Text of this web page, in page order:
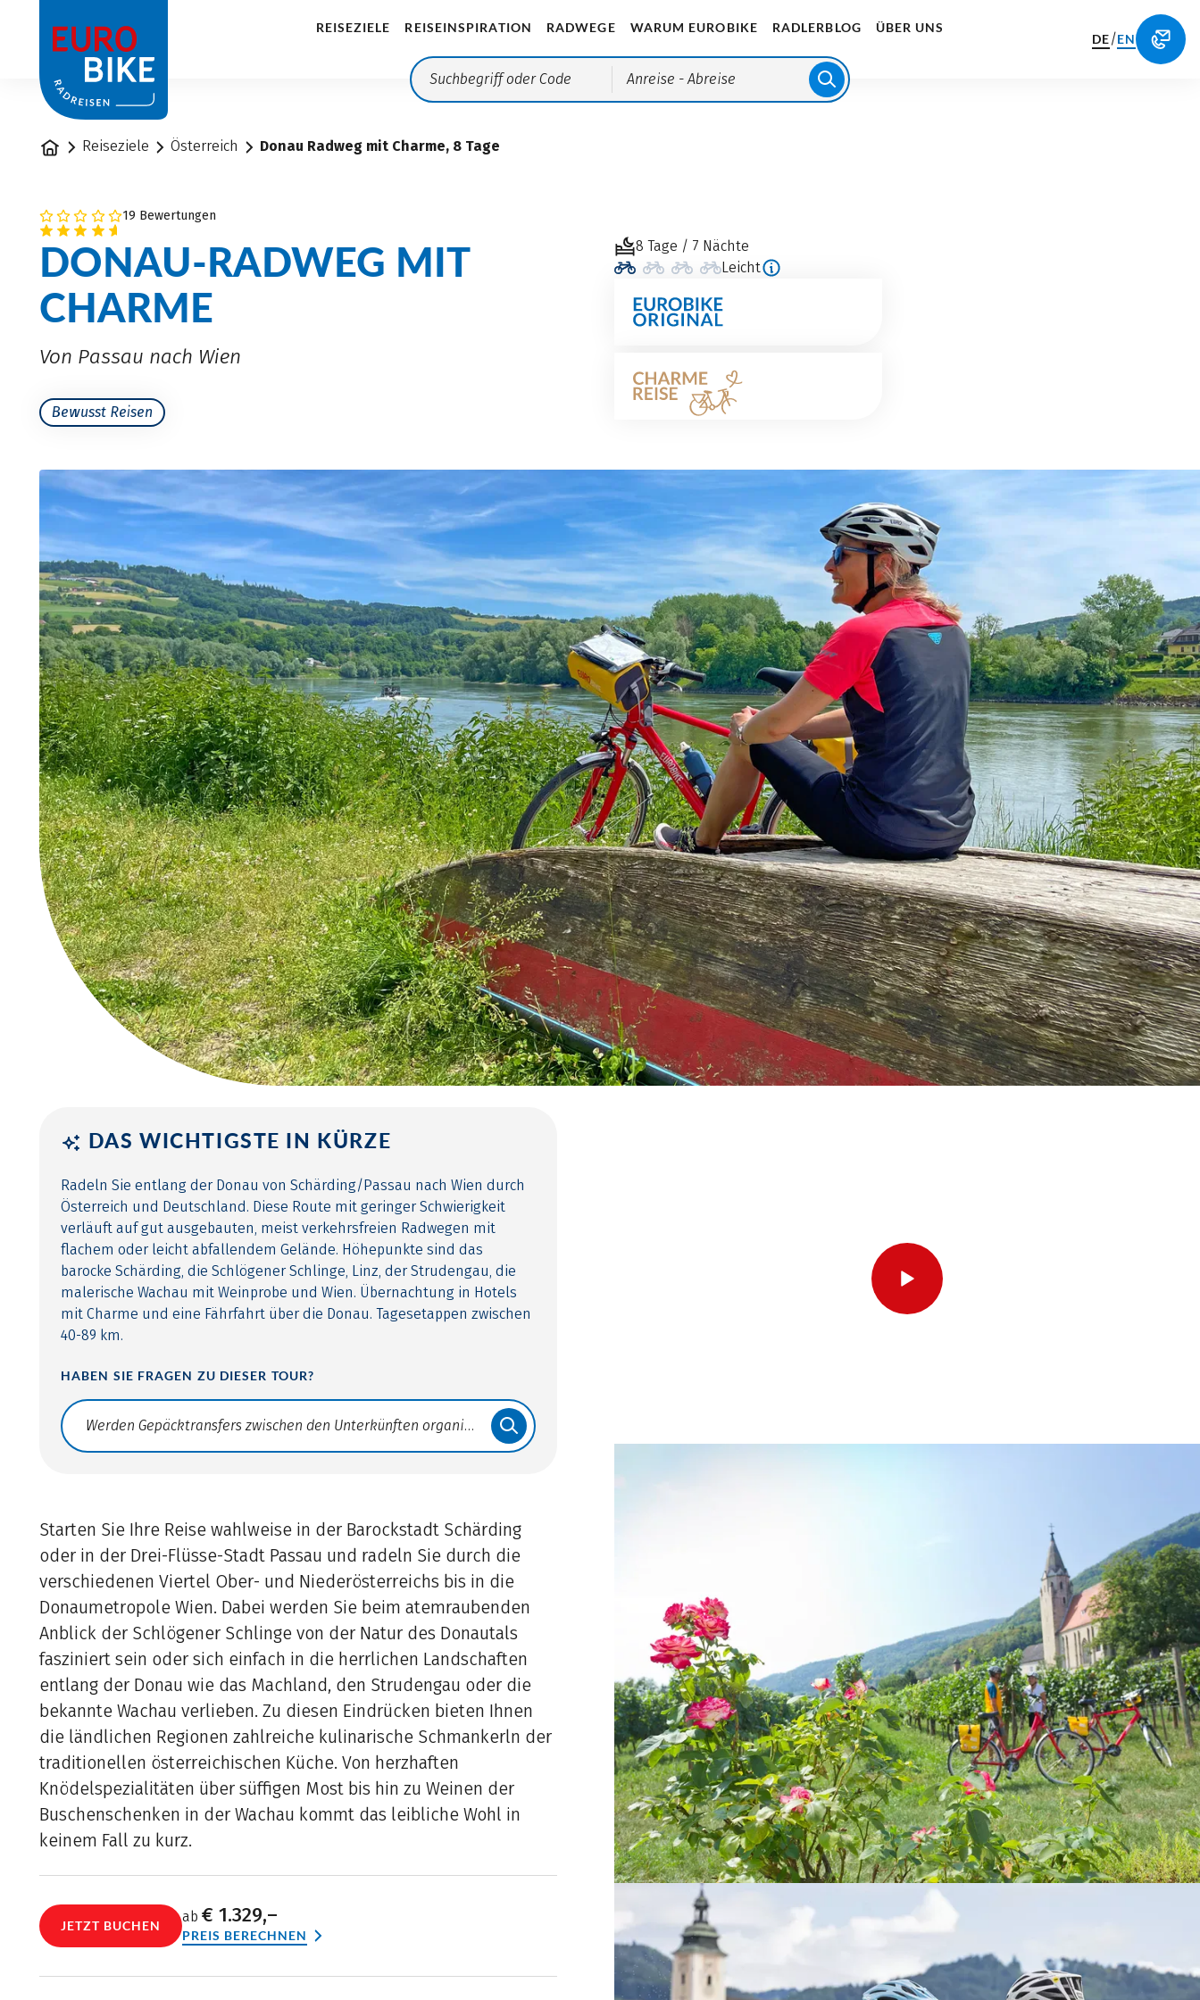
REISEZIELE REISEINSPIRATION RADWEGE WARUM EUROBIKE RADLERBLOG ÜBER UNS
Anreise - Abreise
DE/EN
StartseiteReiseziele Österreich Donau Radweg mit Charme, 8 Tage
19 Bewertungen
DONAU-RADWEG MIT
CHARME
Von Passau nach Wien
Bewusst Reisen
8 Tage / 7 Nächte
Leicht
DAS WICHTIGSTE IN KÜRZE
Radeln Sie entlang der Donau von Schärding/Passau nach Wien durch
Österreich und Deutschland. Diese Route mit geringer Schwierigkeit
verläuft auf gut ausgebauten, meist verkehrsfreien Radwegen mit
flachem oder leicht abfallendem Gelände. Höhepunkte sind das
barocke Schärding, die Schlögener Schlinge, Linz, der Strudengau, die
malerische Wachau mit Weinprobe und Wien. Übernachtung in Hotels
mit Charme und eine Fährfahrt über die Donau. Tagesetappen zwischen
40-89 km.
HABEN SIE FRAGEN ZU DIESER TOUR?
Translate: a11y.faq.search
Starten Sie Ihre Reise wahlweise in der Barockstadt Schärding
oder in der Drei-Flüsse-Stadt Passau und radeln Sie durch die
verschiedenen Viertel Ober- und Niederösterreichs bis in die
Donaumetropole Wien. Dabei werden Sie beim atemraubenden
Anblick der Schlögener Schlinge von der Natur des Donautals
fasziniert sein oder sich einfach in die herrlichen Landschaften
entlang der Donau wie das Machland, den Strudengau oder die
bekannte Wachau verlieben. Zu diesen Eindrücken bieten Ihnen
die ländlichen Regionen zahlreiche kulinarische Schmankerln der
traditionellen österreichischen Küche. Von herzhaften
Knödelspezialitäten über süffigen Most bis hin zu Weinen der
Buschenschenken in der Wachau kommt das leibliche Wohl in
keinem Fall zu kurz.
JETZT BUCHEN
ab € 1.329,–
PREIS BERECHNEN